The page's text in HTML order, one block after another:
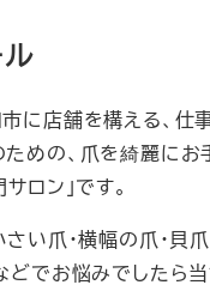
に店舗を構える、仕
めの、爪を綺麗にお
ロン」です。
い爪・横幅の爪・貝爪
どでお悩みでしたら